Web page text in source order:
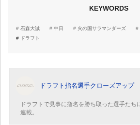
KEYWORDS
石森大誠 中日 火の国サラマンダーズ
ドラフト
ドラフト指名選手クローズアップ
ドラフトで見事に指名を勝ち取った選手たち
連載。